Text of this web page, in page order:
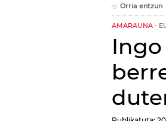
Orria entzun
AMARAUNA